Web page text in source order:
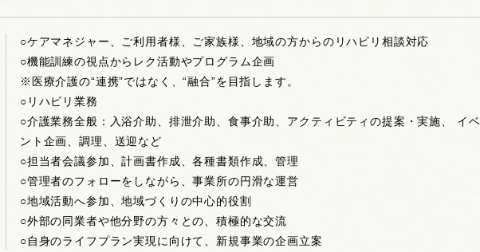
○ケアマネジャー、ご利用者様、ご家族様、地域の方からのリハビリ相談対応
○機能訓練の視点からレク活動やプログラム企画
※医療介護の“連携”ではなく、“融合”を目指します。
○リハビリ業務
○介護業務全般：入浴介助、排泄介助、食事介助、アクティビティの提案・実施、 イベ
ント企画、調理、送迎など
○担当者会議参加、計画書作成、各種書類作成、管理
○管理者のフォローをしながら、事業所の円滑な運営
○地域活動へ参加、地域づくりの中心的役割
○外部の同業者や他分野の方々との、積極的な交流
○自身のライフプラン実現に向けて、新規事業の企画立案